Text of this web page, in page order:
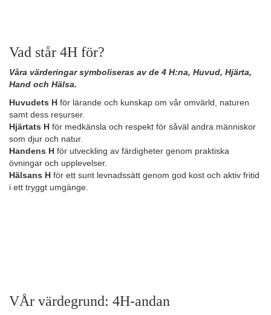
Vad står 4H för?
Våra värderingar symboliseras av de 4 H:na, Huvud, Hjärta,
Hand och Hälsa.
Huvudets H för lärande och kunskap om vår omvärld, naturen
samt dess resurser.
Hjärtats H för medkänsla och respekt för såväl andra människor
som djur och natur.
Handens H för utveckling av färdigheter genom praktiska
övningar och upplevelser.
Hälsans H för ett sunt levnadssätt genom god kost och aktiv fritid
i ett tryggt umgänge.
VÅr värdegrund: 4H-andan